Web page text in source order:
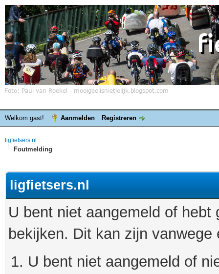
Welkom gast! Aanmelden Registreren
ligfietsers.nl
Foutmelding
ligfietsers.nl
U bent niet aangemeld of
bekijken. Dit kan zijn
U bent niet aangemeld of